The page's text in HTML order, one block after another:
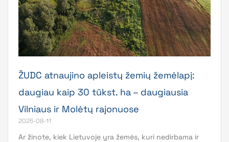
ŽUDC atnaujino apleistų žemių žemėlapį:
daugiau kaip 30 tūkst. ha – daugiausia
Vilniaus ir Molėtų rajonuose
2025-08-11
Ar žinote, kiek Lietuvoje yra žemės, kuri nedirbama ir